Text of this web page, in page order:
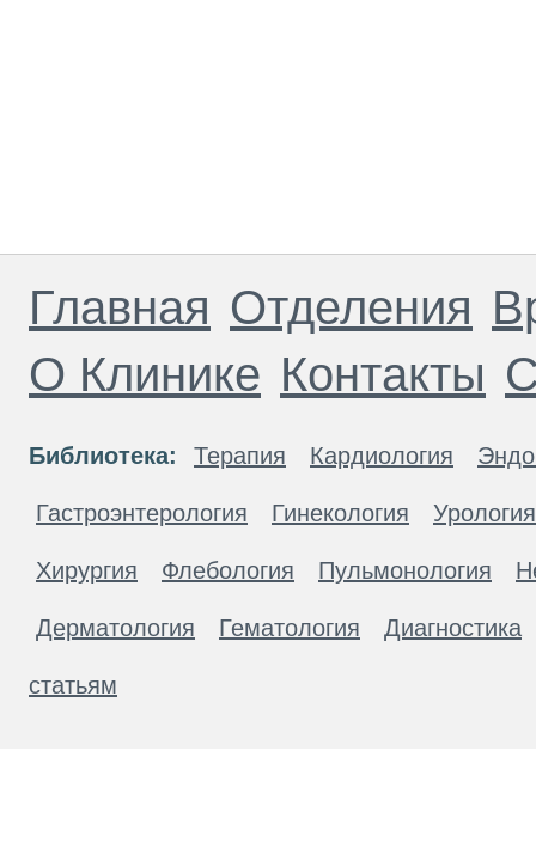
Главная Отделения
О Клинике Контакты
Библиотека: Терапия Кардиология
Гастроэнтерология Гинекология Урология
Хирургия Флебология Пульмонология
Дерматология Гематология Диагностика
статьям